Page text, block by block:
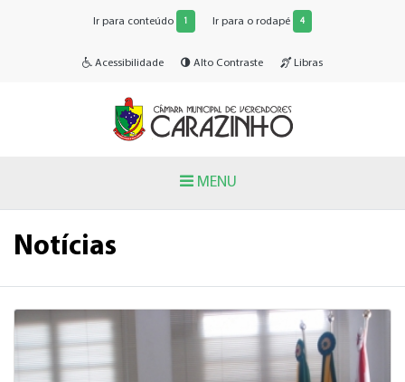
Ir para conteúdo 1 Ir para o rodapé 4
Acessibilidade Alto Contraste Libras
MENU
Notícias